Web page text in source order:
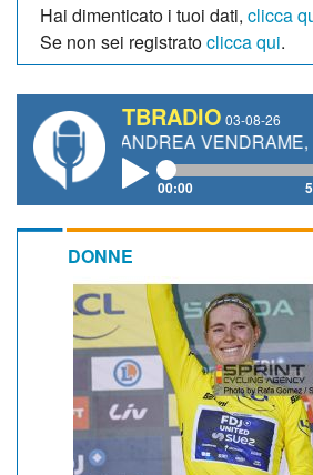
Hai dimenticato i tuoi dati, clicca
Se non sei registratoclicca qui.
TBRADIO 03-08-26
ANDREA VENDRAME, FILIPPO
00:00
DONNE